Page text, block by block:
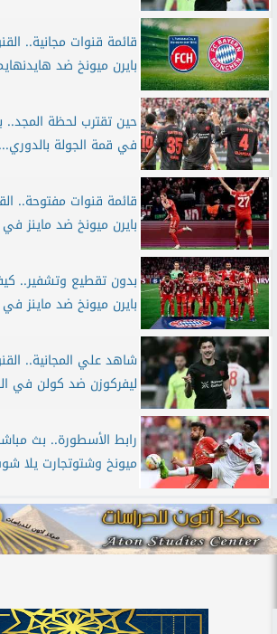
قائمة قنوات مجانية..
بايرن ميونخ ضد
حين تقترب لحظة المجد..
في قمة الجولة بالدوري...
قائمة قنوات مفتوحة..
بايرن ميونخ ضد ماينز
بدون تقطيع وتشفير..
بايرن ميونخ ضد ماينز
شاهد علي المجانية..
ليفركوزن ضد كولن في
رابط الأسطورة.. بث
ميونخ وشتوتجارت يلا